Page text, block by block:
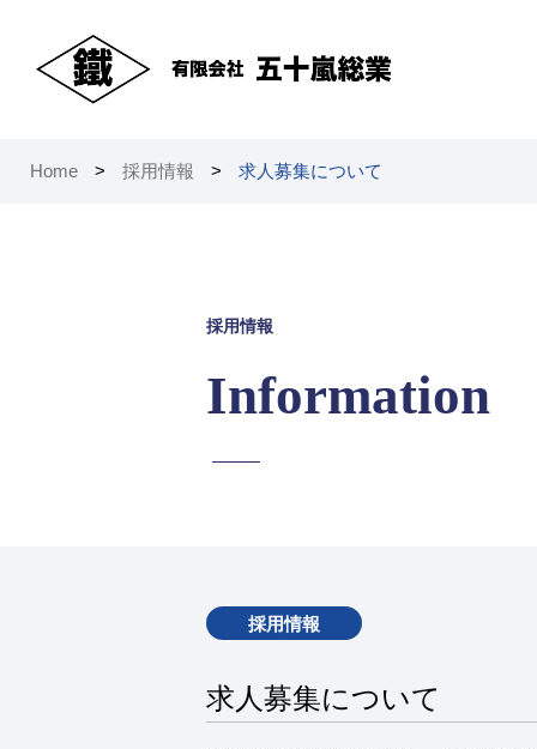
Home > 採用情報 > 求人募集について
採用情報
Information
採用情報
求人募集について